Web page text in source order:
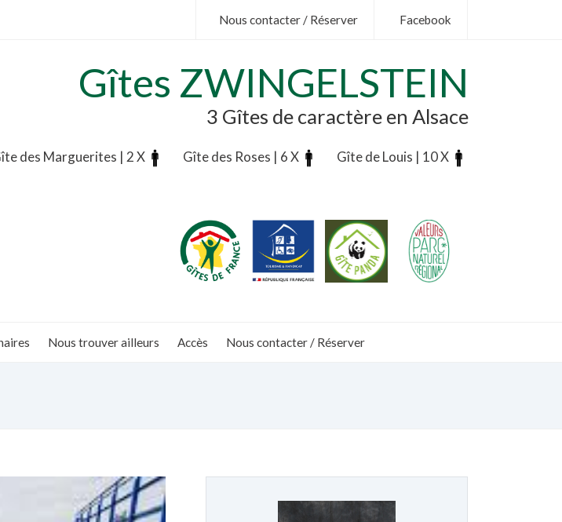
Nous contacter / Réserver Facebook
Gîtes ZWINGELSTEIN
3 Gîtes de caractère en Alsace
des Marguerites | 2 X Gîte des Roses | 6 X Gîte de Louis | 10 X
. .
Nous trouver ailleurs Accès Nous contacter / Réserver